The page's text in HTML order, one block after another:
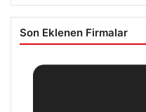
Son Eklenen Firmalar